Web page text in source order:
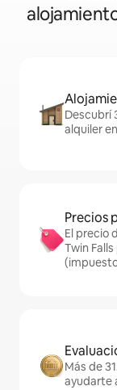
Descubrí
alquiler
Precios
El precio
Twin
Más de
ayudarte